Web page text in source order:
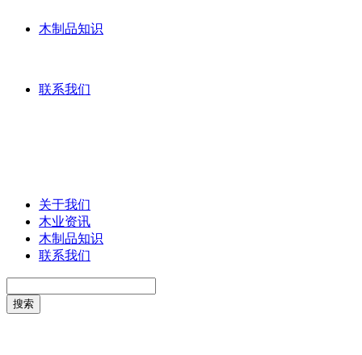
木制品知识
联系我们
关于我们
木业资讯
木制品知识
联系我们